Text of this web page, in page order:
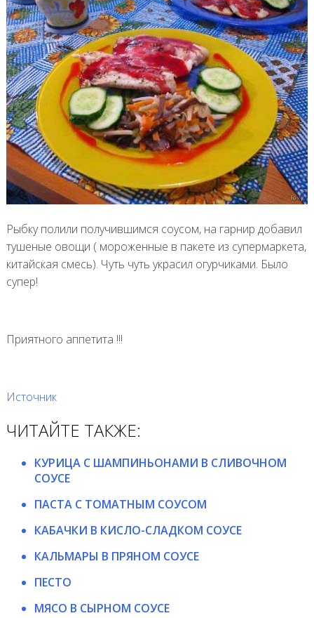
Рыбку полили получившимся соусом, на гарнир добавил
тушеные овощи ( мороженные в пакете из супермаркета,
китайская смесь). Чуть чуть украсил огурчиками. Было
супер!
Приятного аппетита !!!
Источник
ЧИТАЙТЕ ТАКЖЕ:
КУРИЦА С ШАМПИНЬОНАМИ В СЛИВОЧНОМ
СОУСЕ
ПАСТА С ТОМАТНЫМ СОУСОМ
КАБАЧКИ В КИСЛО-СЛАДКОМ СОУСЕ
КАЛЬМАРЫ В ПРЯНОМ СОУСЕ
ПЕСТО
МЯСО В СЫРНОМ СОУСЕ